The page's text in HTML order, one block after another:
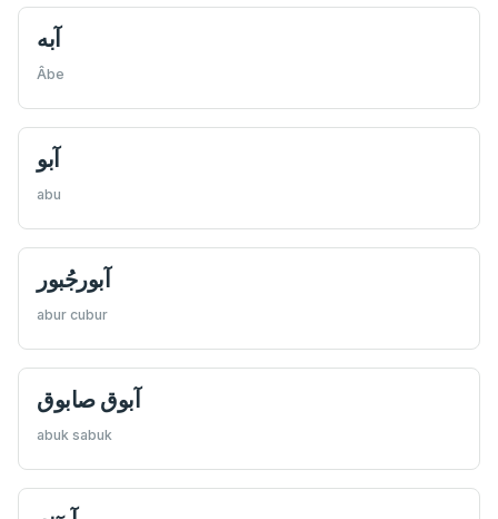
آبه‌
Âbe
آبو
abu
آبورجُبور
abur cubur
آبوق صابوق
abuk sabuk